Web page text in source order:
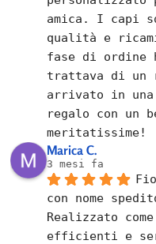
amica. I capi
qualità e
fase di ordine
trattava di un
arrivato in
regalo con un
meritatissime!
Marica C.
3 mesi fa
con nome
Realizzato
efficienti e